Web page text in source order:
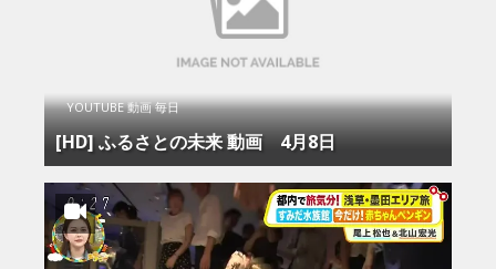
YOUTUBE 動画 毎日
[HD] ふるさとの未来 動画 4月8日